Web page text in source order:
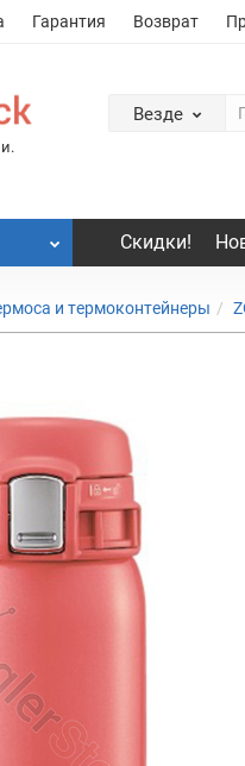
Гарантия Возврат
Везде
Скидки!
и термоконтейнеры